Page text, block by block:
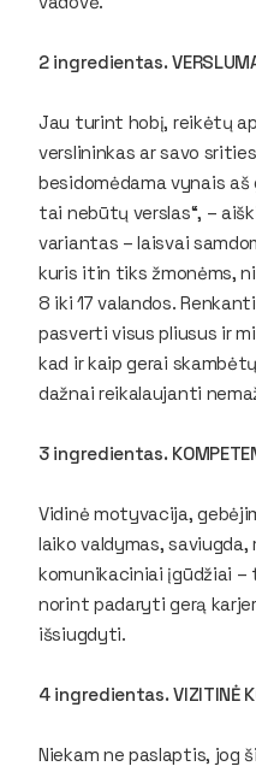
2 ingredientas.
Jau turint hobį, reikėtų
verslininkas ar savo
besidomėdama vynais
tai nebūtų verslas“, –
variantas – laisvai
kuris itin tiks žmonėms,
8 iki 17 valandos.
pasverti visus pliusus ir
kad ir kaip gerai
dažnai reikalaujanti
3 ingredientas.
Vidinė motyvacija,
laiko valdymas,
komunikaciniai įgūdžiai
norint padaryti gerą
išsiugdyti.
4 ingredientas. VIZITINĖ
Niekam ne paslaptis, jog